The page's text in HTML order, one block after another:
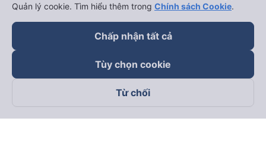
Quản lý cookie. Tìm hiểu thêm trong Chính sách Cookie.
Chấp nhận tất cả
Tùy chọn cookie
Từ chối